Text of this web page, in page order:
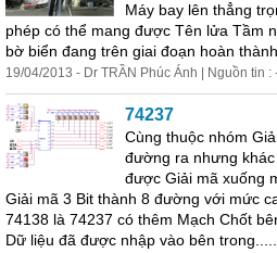
Máy bay lên thẳng
phép có thể mang được Tên lửa Tầm
bờ biển đang trên giai đoạn hoàn
19/04/2013 - Dr TRẦN Phúc Ánh | Nguồn tin :
74237
Cùng thuộc nhóm
đường ra nhưng
được Giải mã xuống
Giải mã 3 Bit thành 8 đường với mức
74138 là 74237 có thêm Mạch Chốt
Dữ liệu đã được nhập vào bên trong......